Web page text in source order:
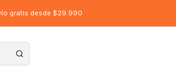
gratis desde $29.990
MSI MAG PANO